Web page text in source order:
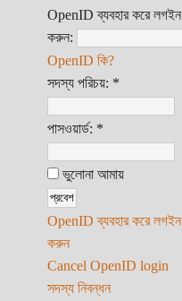
OpenID ব্যবহার করে লগইন
করুন:
OpenID কি?
সদস্য পরিচয়: *
পাসওয়ার্ড: *
ভুলোনা আমায়
OpenID ব্যবহার করে লগইন
করুন
Cancel OpenID login
সদস্য নিবন্ধন